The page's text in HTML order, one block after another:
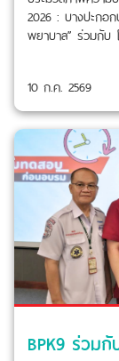
2026 : บางปะกอก
พยาบาล” ร่วมกับ
10 ก.ค. 2569